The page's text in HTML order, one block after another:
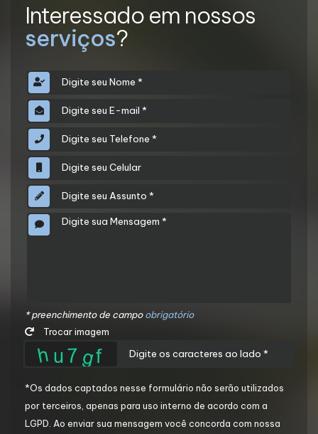
Interessado em nossos
serviços?
* preenchimento de campoobrigatório
Trocar imagem
*Os dados captados nesse formulário não serão utilizados
por terceiros, apenas para uso interno de acordo com a
LGPD . Ao enviar sua mensagem você concorda com nossa